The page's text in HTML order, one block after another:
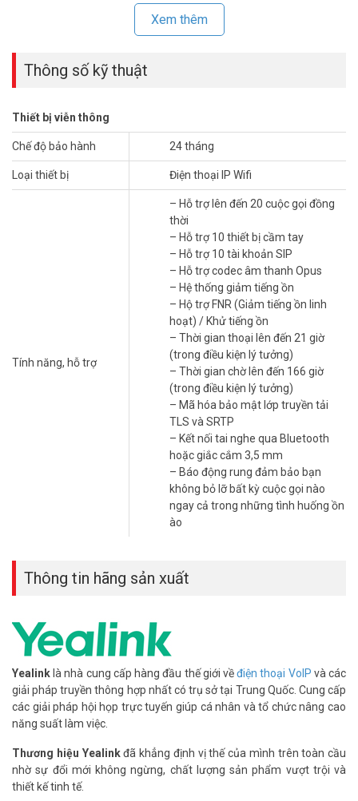
hiện đại. Thiết bị đáp ứng chuẩn IP65 chống bụi và nước. Phù hợp
Chất Lượng Âm Thanh HD Rõ Ràng
Yealink W78P tích hợp âm thanh HD, mang lại trải nghiệm nghe gọi
Kết Nối DECT Không Dây, Linh Hoạt Di Chuyển
Yealink W78P hoạt động trên chuẩn DECT, cho phép di chuyển
thoải mái trong phạm vi phủ sóng rộng. Trạm W70B hỗ trợ 10 thiết
bị DECT và 20 cuộc gọi đồng thời. Phạm vi phủ sóng lên đến 50m
Quản Lý Cuộc Gọi Chuyên Nghiệp, Đa Tính
Yealink W78P tích hợp tính năng quản lý cuộc gọi tiên tiến. Hỗ trợ
giữ, chuyển, hội nghị 3 bên. Danh bạ lưu trữ 1000 số.
Pin Lâu, Thời Gian Sử Dụng Ấn Tượng
Yealink W78P có pin lithium, đàm thoại 21 giờ, chờ 240 giờ. Hỗ trợ
sạc nhanh qua đế sạc. Pin dễ thay thế, tiết kiệm chi phí.
Mở Rộng Linh Hoạt, Tiết Kiệm Chi Phí Đầu Tư
Yealink W78P kết nối 10 thiết bị DECT trên trạm W70B. Thiết bị hỗ
trợ repeater DECT mở rộng phạm vi phủ sóng.
Top 3 điện thoại IP Yealink giá rẻ, bán chạy nhất
Bảo Mật Cao, Đảm Bảo An Toàn Thông Tin
Yealink W78P đáp ứng tiêu chuẩn bảo mật DECT, hỗ trợ mã hóa
mạng. W78P hỗ trợ xác thực SIP, bảo vệ thông tin nhạy cảm.
Yealink W78P lý tưởng cho văn phòng, nhà xưởng, khách sạn. Thiết
bị mang lại âm thanh HD và bảo mật cao. W78P nâng cao hiệu quả
làm việc và chất lượng dịch vụ.
Yealink W78P là điện thoại IP Wifi cầm tay cao cấp, nâng cao
liên lạc di động. Thiết bị có thiết kế bền chắc, âm thanh HD, và tính
năng quản lý cuộc gọi chuyên nghiệp. W78P giúp cải thiện hiệu quả
*** Xem thêm:Lợi ích khi mua điện thoại IP Yealink
Xem thêm
Thông số kỹ thuật
Thiết bị viễn thông
Chế độ bảo hành 24 tháng
Loại thiết bị Điện thoại IP Wifi
Tính năng, hỗ trợ
– Hỗ trợ lên đến 20 cuộc gọi đồng
thời
– Hỗ trợ 10 thiết bị cầm tay
– Hỗ trợ 10 tài khoản SIP
– Hỗ trợ codec âm thanh Opus
– Hệ thống giảm tiếng ồn
– Hộ trợ FNR (Giảm tiếng ồn linh
hoạt) / Khử tiếng ồn
– Thời gian thoại lên đến 21 giờ
(trong điều kiện lý tưởng)
– Thời gian chờ lên đến 166 giờ
(trong điều kiện lý tưởng)
– Mã hóa bảo mật lớp truyền tải
TLS và SRTP
– Kết nối tai nghe qua Bluetooth
hoặc giắc cắm 3,5 mm
– Báo động rung đảm bảo bạn
không bỏ lỡ bất kỳ cuộc gọi nào
ngay cả trong những tình huống ồn
ào
Thông tin hãng sản xuất
Yealinklà nhà cung cấp hàng đầu thế giới vềđiện thoại VoIP và các
giải pháp truyền thông hợp nhất có trụ sở tại Trung Quốc. Cung cấp
các giải pháp hội họp trực tuyến giúp cá nhân và tổ chức nâng cao
năng suất làm việc.
Thương hiệu Yealinkđã khẳng định vị thế của mình trên toàn cầu
nhờ sự đổi mới không ngừng, chất lượng sản phẩm vượt trội và
thiết kế tinh tế.